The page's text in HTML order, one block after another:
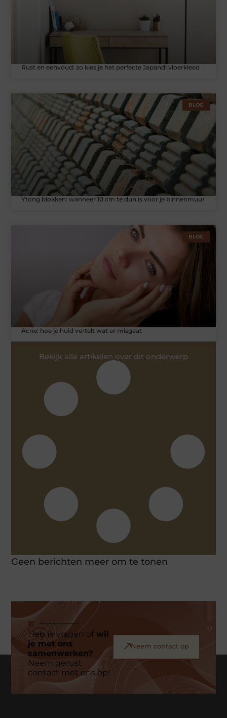
Rust en eenvoud: zo kies je het perfecte Japandi vloerkleed
BLOG
Ytong blokken: wanneer 10 cm te dun is voor je binnenmuur
BLOG
Acne: hoe je huid vertelt wat er misgaat
Bekijk alle artikelen over dit onderwerp
Geen berichten meer om te tonen
Heb je vragen ofwil
je met ons
samenwerken?
Neem gerust
contact met ons op!
Neem contact op